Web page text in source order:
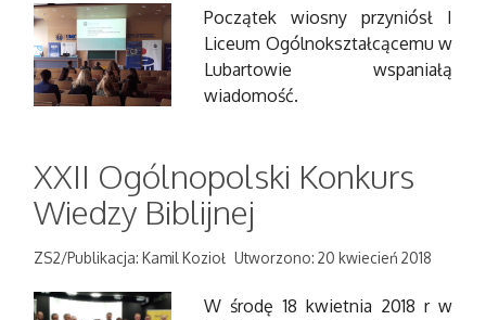
Początek wiosny przyniósł I
Liceum Ogólnokształcącemu w
Lubartowie wspaniałą
wiadomość.
XXII Ogólnopolski Konkurs
Wiedzy Biblijnej
ZS2/Publikacja: Kamil Kozioł Utworzono: 20 kwiecień 2018
W środę 18 kwietnia 2018 r w